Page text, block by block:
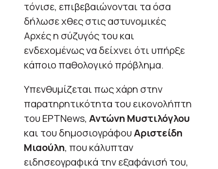
τόνισε, επιβεβαιώνονται τα όσα
δήλωσε χθες στις αστυνομικές
Αρχές η σύζυγός του και
ενδεχομένως να δείχνει ότι υπήρξε
κάποιο παθολογικό πρόβλημα.
Υπενθυμίζεται πως χάρη στην
παρατηρητικότητα του εικονολήπτη
του ΕΡΤΝews, Αντώνη Μυστιλόγλου
και του δημοσιογράφουΑριστείδη
Μιαούλη, που κάλυπταν
ειδησεογραφικά την εξαφάνισή του,